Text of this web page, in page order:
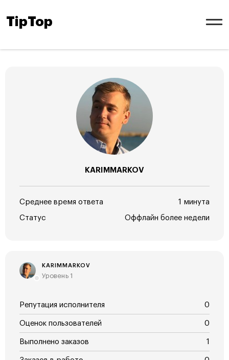
TipTop
KARIMMARKOV
Среднее время ответа 1 минута
Статус Оффлайн более недели
KARIMMARKOV
Уровень 1
Репутация исполнителя 0
Оценок пользователей 0
Выполнено заказов 1